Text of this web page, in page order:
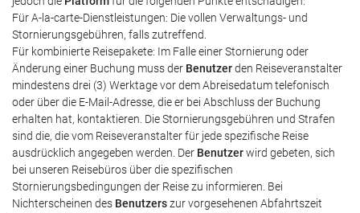
Für A-la-carte-Dienstleistungen: Die vollen Verwaltungs- und
Stornierungsgebühren, falls zutreffend.
Für kombinierte Reisepakete: Im Falle einer Stornierung oder
Änderung einer Buchung muss der Benutzerden Reiseveranstalter
mindestens drei (3) Werktage vor dem Abreisedatum telefonisch
oder über die E-Mail-Adresse, die er bei Abschluss der Buchung
erhalten hat, kontaktieren. Die Stornierungsgebühren und Strafen
sind die, die vom Reiseveranstalter für jede spezifische Reise
ausdrücklich angegeben werden. Der Benutzerwird gebeten, sich
bei unseren Reisebüros über die spezifischen
Stornierungsbedingungen der Reise zu informieren. Bei
Nichterscheinen des Benutzerszur vorgesehenen Abfahrtszeit